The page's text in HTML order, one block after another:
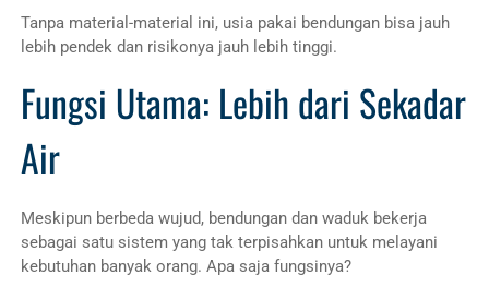
Tanpa material-material ini, usia pakai bendungan bisa jauh
lebih pendek dan risikonya jauh lebih tinggi.
Fungsi Utama: Lebih dari Sekadar
Air
Meskipun berbeda wujud, bendungan dan waduk bekerja
sebagai satu sistem yang tak terpisahkan untuk melayani
kebutuhan banyak orang. Apa saja fungsinya?